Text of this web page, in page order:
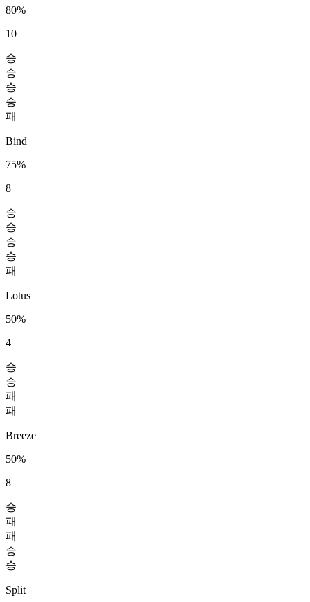
80%
10
승
승
승
승
패
Bind
75%
8
승
승
승
승
패
Lotus
50%
4
승
승
패
패
Breeze
50%
8
승
패
패
승
승
Split